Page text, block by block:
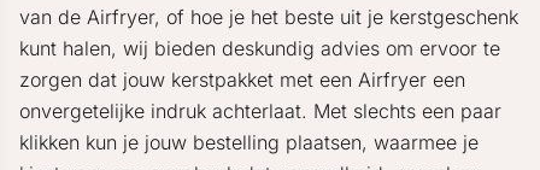
van de Airfryer, of hoe je het beste uit je kerstgeschenk
kunt halen, wij bieden deskundig advies om ervoor te
zorgen dat jouw kerstpakket met een Airfryer een
onvergetelijke indruk achterlaat. Met slechts een paar
klikken kun je jouw bestelling plaatsen, waarmee je